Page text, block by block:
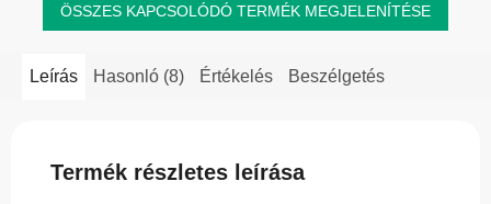
ÖSSZES KAPCSOLÓDÓ TERMÉK MEGJELENÍTÉSE
Leírás Hasonló (8) Értékelés Beszélgetés
Termék részletes leírása